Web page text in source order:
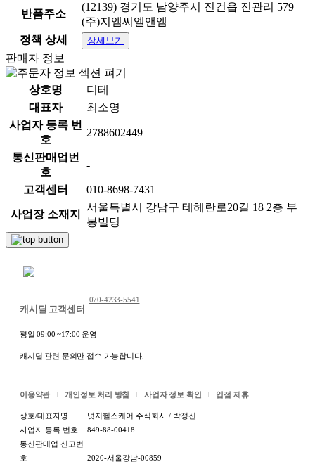
반품주소
(12139) 경기도 남양주시 진건읍 진관리 579
(주)지엠씨엘앤엠
정책 상세
상세보기
판매자 정보
상호명
디테
대표자
최소영
사업자 등록 번
호
2788602449
통신판매업번
호
-
고객센터 010-8698-7431
사업장 소재지
서울특별시 강남구 테헤란로20길 18 2층 부
봉빌딩
캐시딜 고객센터
070-4233-5541
평일 09:00 ~17:00 운영
캐시딜 관련 문의만 접수 가능합니다.
이용약관 개인정보 처리 방침 사업자 정보 확인 입점 제휴
상호/대표자명
넛지헬스케어 주식회사 / 박정신
사업자 등록 번호
849-88-00418
통신판매업 신고번
호
2020-서울강남-00859